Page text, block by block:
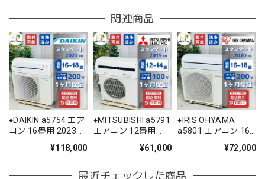
関連商品
♦️DAIKIN a5754 エア
コン 16畳用 2023年
¥118,000
♦️MITSUBISHI a5791
エアコン 12畳用
¥61,000
♦️IRIS OHYAMA
a5801 エアコン 16
¥72,000
最近チェックした商品